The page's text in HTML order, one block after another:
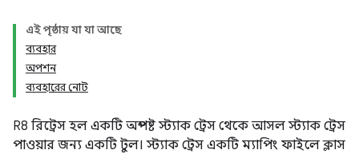
এই পৃষ্ঠায় যা যা আছে
ব্যবহার
অপশন
ব্যবহারের নোট
R8 রিট্রেস হল একটি অস্পষ্ট স্ট্যাক ট্রেস থেকে আসল স্ট্যাক ট্রেস
পাওয়ার জন্য একটি টুল। স্ট্যাক ট্রেস একটি ম্যাপিং ফাইলে ক্লাস